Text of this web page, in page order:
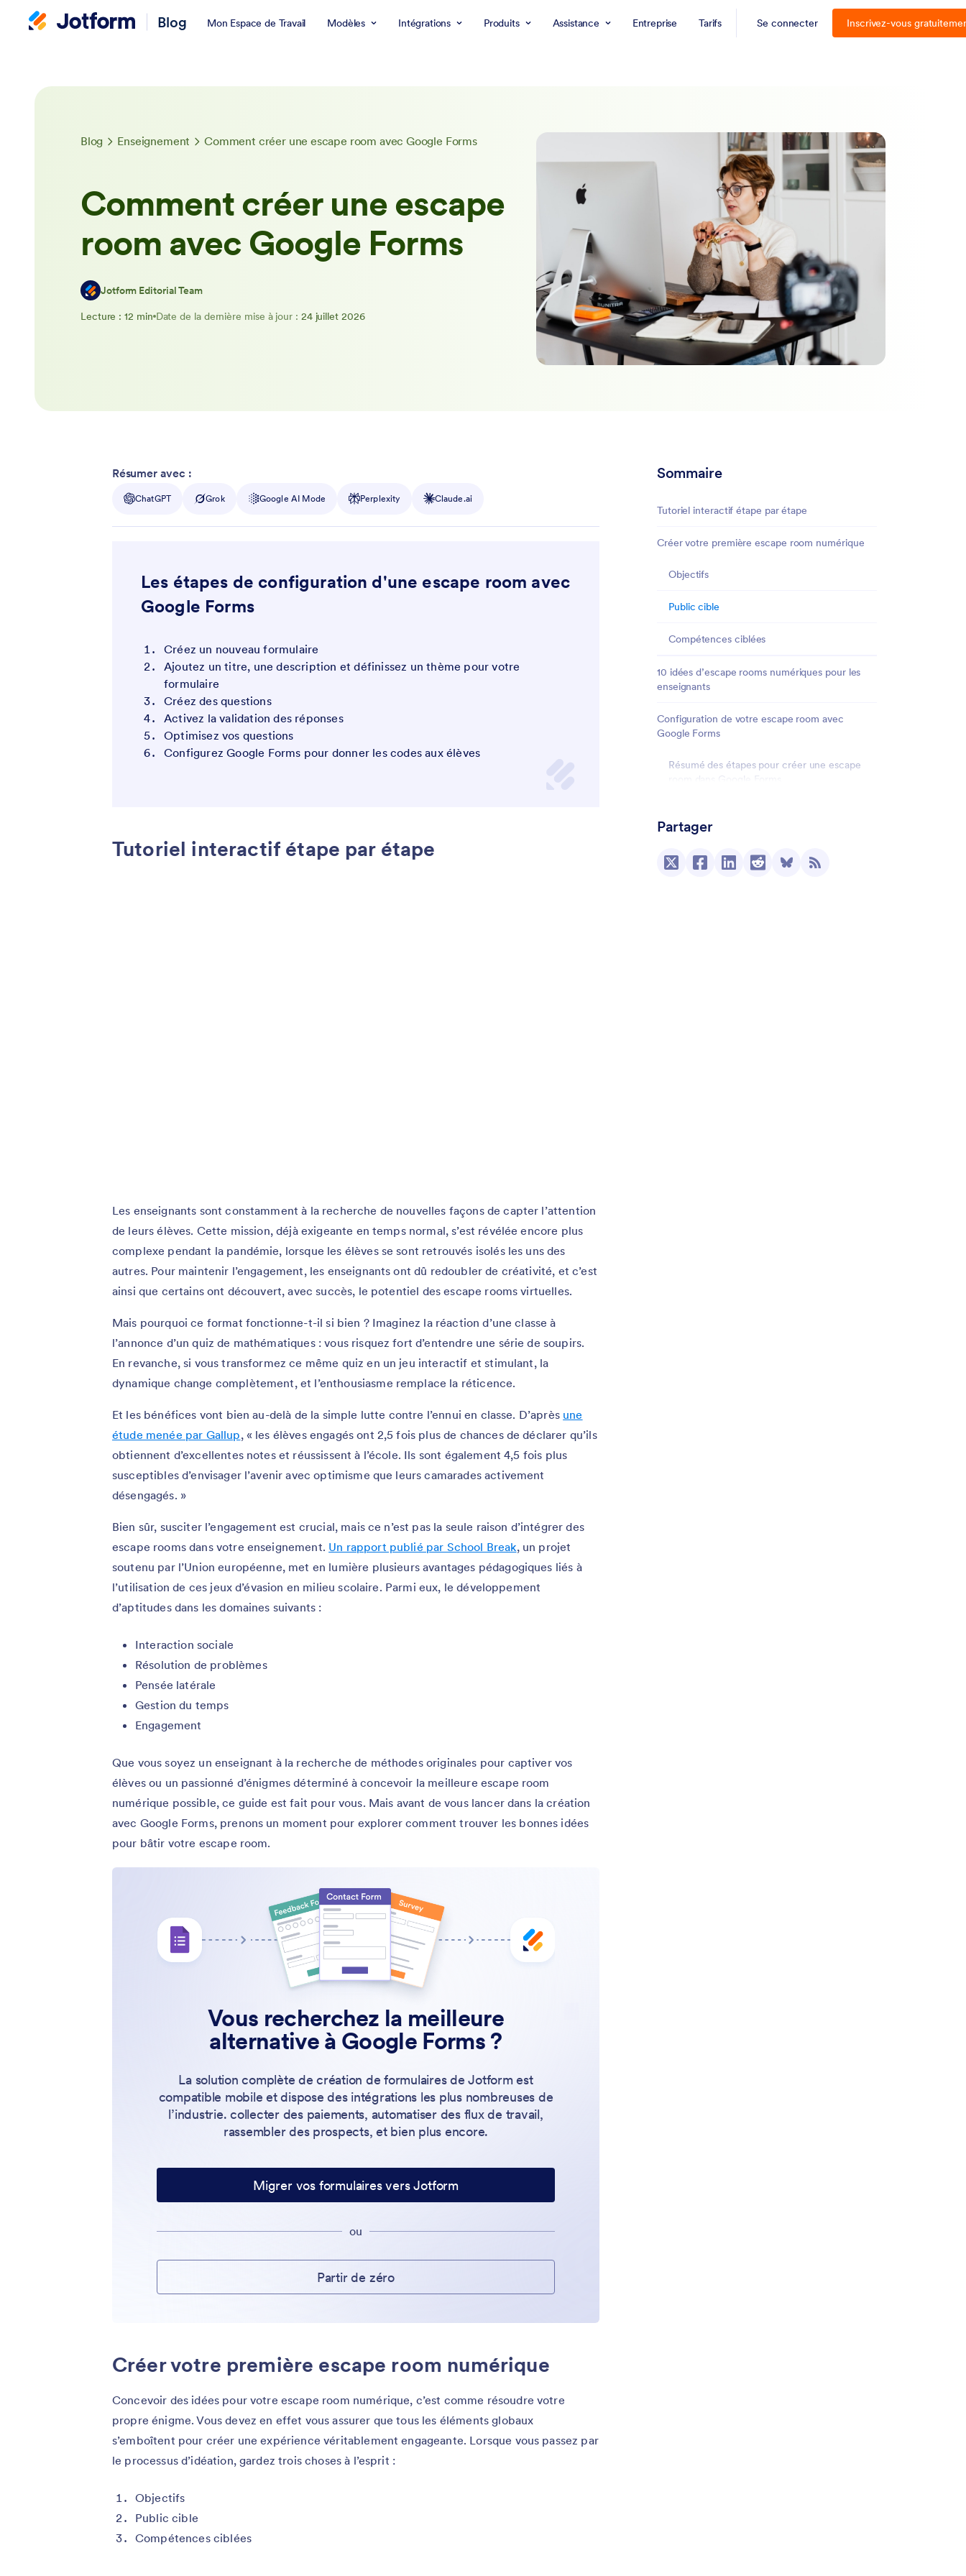
Blog Mon Espace de Travail Modèles Intégrations Produits Assistance Entreprise Tarifs Se connecter Inscrivez-vous
Blog Enseignement Comment créer une escape room avec Google Forms
Comment créer une escape
room avec Google Forms
Jotform Editorial Team
Lecture : 12 min Date de la dernière mise à jour : 24 juillet 2026
Sommaire
Tutoriel interactif étape par étape
Créer votre première escape room numérique
Objectifs
Public cible
Compétences ciblées
10 idées d’escape rooms numériques pour les
enseignants
Configuration de votre escape room avec
Google Forms
Résumé des étapes pour créer une escape
room dans Google Forms
les escape rooms
Partager
Résumer avec :
ChatGPT Grok Google AI Mode Perplexity Claude.ai
Les étapes de configuration d'une escape room avec
Google Forms
Créez un nouveau formulaire
Ajoutez un titre, une description et définissez un thème pour votre
formulaire
Créez des questions
Activez la validation des réponses
Optimisez vos questions
Configurez Google Forms pour donner les codes aux élèves
Tutoriel interactif étape par étape
Les enseignants sont constamment à la recherche de nouvelles façons de capter l’attention
de leurs élèves. Cette mission, déjà exigeante en temps normal, s’est révélée encore plus
complexe pendant la pandémie, lorsque les élèves se sont retrouvés isolés les uns des
autres. Pour maintenir l’engagement, les enseignants ont dû redoubler de créativité, et c’est
ainsi que certains ont découvert, avec succès, le potentiel des escape rooms virtuelles.
Mais pourquoi ce format fonctionne-t-il si bien ? Imaginez la réaction d’une classe à
l’annonce d’un quiz de mathématiques : vous risquez fort d’entendre une série de soupirs.
En revanche, si vous transformez ce même quiz en un jeu interactif et stimulant, la
dynamique change complètement, et l’enthousiasme remplace la réticence.
Et les bénéfices vont bien au-delà de la simple lutte contre l’ennui en classe. D’après une
étude menée par Gallup, « les élèves engagés ont 2,5 fois plus de chances de déclarer qu’ils
obtiennent d’excellentes notes et réussissent à l’école. Ils sont également 4,5 fois plus
susceptibles d’envisager l’avenir avec optimisme que leurs camarades activement
désengagés. »
Bien sûr, susciter l’engagement est crucial, mais ce n’est pas la seule raison d’intégrer des
escape rooms dans votre enseignement. Un rapport publié par School Break, un projet
soutenu par l’Union européenne, met en lumière plusieurs avantages pédagogiques liés à
l’utilisation de ces jeux d’évasion en milieu scolaire. Parmi eux, le développement
d’aptitudes dans les domaines suivants :
Interaction sociale
Résolution de problèmes
Pensée latérale
Gestion du temps
Engagement
Que vous soyez un enseignant à la recherche de méthodes originales pour captiver vos
élèves ou un passionné d’énigmes déterminé à concevoir la meilleure escape room
numérique possible, ce guide est fait pour vous. Mais avant de vous lancer dans la création
avec Google Forms, prenons un moment pour explorer comment trouver les bonnes idées
pour bâtir votre escape room.
Vous recherchez la meilleure
alternative à Google Forms ?
La solution complète de création de formulaires de Jotform est
compatible mobile et dispose des intégrations les plus nombreuses de
l’industrie. collecter des paiements, automatiser des flux de travail,
rassembler des prospects, et bien plus encore.
Migrer vos formulaires vers Jotform
ou
Partir de zéro
Créer votre première escape room numérique
Concevoir des idées pour votre escape room numérique, c’est comme résoudre votre
propre énigme. Vous devez en effet vous assurer que tous les éléments globaux
s’emboîtent pour créer une expérience véritablement engageante. Lorsque vous passez par
le processus d’idéation, gardez trois choses à l’esprit :
Objectifs
Public cible
Compétences ciblées